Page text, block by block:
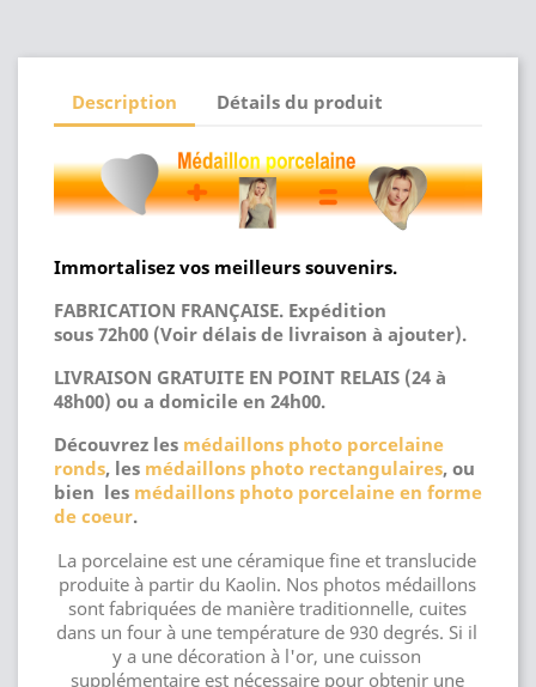
Description Détails du produit
Immortalisez vos meilleurs souvenirs.
FABRICATION FRANÇAISE. Expédition
sous 72h00 (Voir délais de livraison à ajouter).
LIVRAISON GRATUITE EN POINT RELAIS (24 à
48h00) ou a domicile en 24h00.
Découvrez les médaillons photo porcelaine
ronds, les médaillons photo rectangulaires, ou
bien les médaillons photo porcelaine en forme
de coeur.
La porcelaine est une céramique fine et translucide
produite à partir du Kaolin. Nos photos médaillons
sont fabriquées de manière traditionnelle, cuites
dans un four à une température de 930 degrés. Si il
y a une décoration à l'or, une cuisson
supplémentaire est nécessaire pour obtenir une